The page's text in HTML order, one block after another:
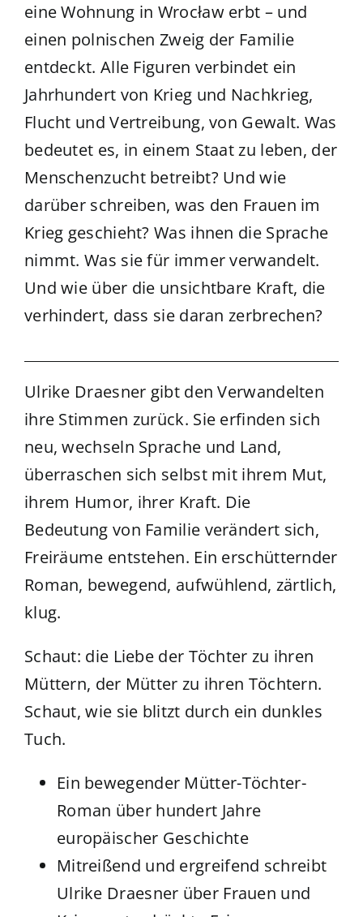
eine Wohnung in Wrocław erbt – und
einen polnischen Zweig der Familie
entdeckt. Alle Figuren verbindet ein
Jahrhundert von Krieg und Nachkrieg,
Flucht und Vertreibung, von Gewalt. Was
bedeutet es, in einem Staat zu leben, der
Menschenzucht betreibt? Und wie
darüber schreiben, was den Frauen im
Krieg geschieht? Was ihnen die Sprache
nimmt. Was sie für immer verwandelt.
Und wie über die unsichtbare Kraft, die
verhindert, dass sie daran zerbrechen?
Ulrike Draesner gibt den Verwandelten
ihre Stimmen zurück. Sie erfinden sich
neu, wechseln Sprache und Land,
überraschen sich selbst mit ihrem Mut,
ihrem Humor, ihrer Kraft. Die
Bedeutung von Familie verändert sich,
Freiräume entstehen. Ein erschütternder
Roman, bewegend, aufwühlend, zärtlich,
klug.
Schaut: die Liebe der Töchter zu ihren
Müttern, der Mütter zu ihren Töchtern.
Schaut, wie sie blitzt durch ein dunkles
Tuch.
Ein bewegender Mütter-Töchter-
Roman über hundert Jahre
europäischer Geschichte
Mitreißend und ergreifend schreibt
Ulrike Draesner über Frauen und